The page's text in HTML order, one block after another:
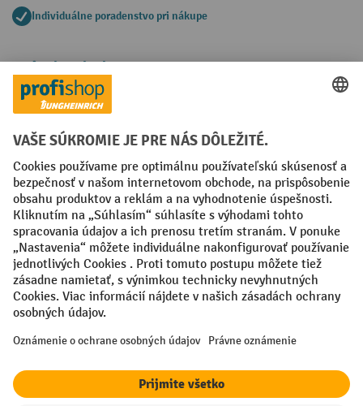
Individuálne poradenstvo pri nákupe
Spôsoby platby
Creditcard (Master)Creditcard (Visa)
Faktúra Predplatba
Sociálne siete
Facebook
YouTube
LinkedIn
Nastavenia ochrany osobných údajov
All prices excl. VAT plusshipping costsand possible delivery charges,
¹ Zľava platí do vypredania zásob. Zľava sa nevzťahuje na špeciálne